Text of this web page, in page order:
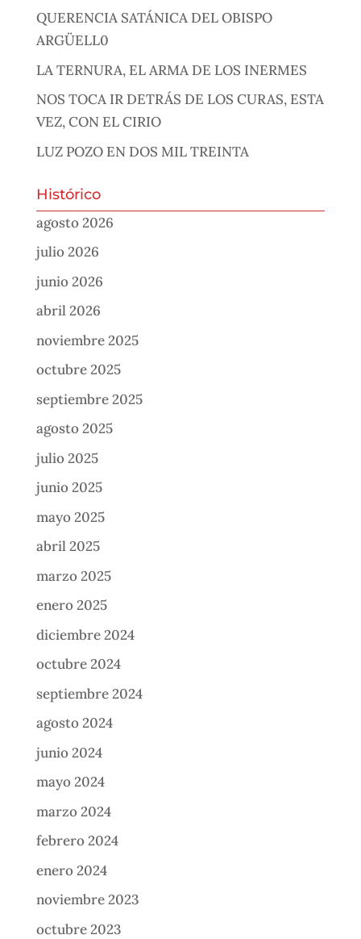
QUERENCIA SATÁNICA DEL OBISPO
ARGÜELL0
LA TERNURA, EL ARMA DE LOS INERMES
NOS TOCA IR DETRÁS DE LOS CURAS, ESTA
VEZ, CON EL CIRIO
LUZ POZO EN DOS MIL TREINTA
Histórico
agosto 2026
julio 2026
junio 2026
abril 2026
noviembre 2025
octubre 2025
septiembre 2025
agosto 2025
julio 2025
junio 2025
mayo 2025
abril 2025
marzo 2025
enero 2025
diciembre 2024
octubre 2024
septiembre 2024
agosto 2024
junio 2024
mayo 2024
marzo 2024
febrero 2024
enero 2024
noviembre 2023
octubre 2023